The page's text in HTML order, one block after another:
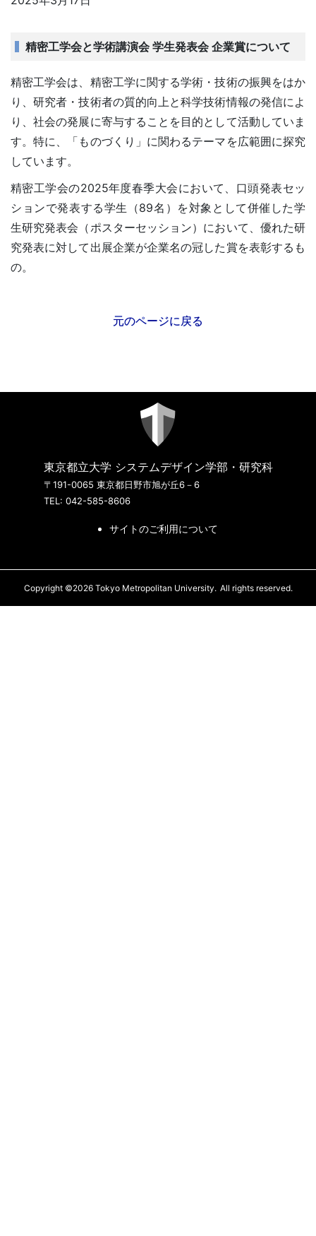
精密工学会と学術講演会 学生発表会 企業賞について
精密工学会は、精密工学に関する学術・技術の振興をはか
り、研究者・技術者の質的向上と科学技術情報の発信によ
り、社会の発展に寄与することを目的として活動していま
す。特に、「ものづくり」に関わるテーマを広範囲に探究
しています。
精密工学会の2025年度春季大会において、口頭発表セッ
ションで発表する学生（89名）を対象として併催した学
生研究発表会（ポスターセッション）において、優れた研
究発表に対して出展企業が企業名の冠した賞を表彰するも
の。
元のページに戻る
東京都立大学 システムデザイン学部・研究科
〒191-0065 東京都日野市旭が丘6－6
TEL: 042-585-8606
サイトのご利用について
Copyright ©2026 Tokyo Metropolitan University. All rights reserved.